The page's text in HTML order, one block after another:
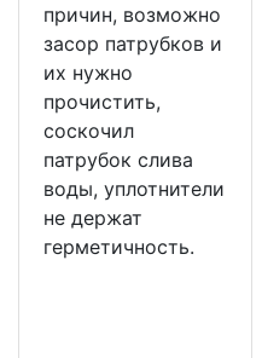
причин, возможно
засор патрубков и
их нужно
прочистить,
соскочил
патрубок слива
воды, уплотнители
не держат
герметичность.